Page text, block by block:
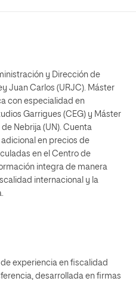
y Dirección de
Juan Carlos (URJC). Máster
con especialidad en
Garrigues (CEG) y Máster
Nebrija (UN). Cuenta
en precios de
en el Centro de
integra de manera
internacional y la
experiencia en fiscalidad
desarrollada en firmas